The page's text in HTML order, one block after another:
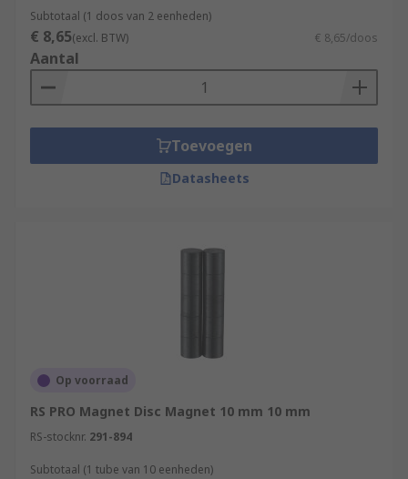
Subtotaal (1 doos van 2 eenheden)
€ 8,65(excl. BTW) € 8,65/doos
Aantal
Toevoegen
Datasheets
Op voorraad
RS PRO Magnet Disc Magnet 10 mm 10 mm
RS-stocknr. 291-894
Subtotaal (1 tube van 10 eenheden)